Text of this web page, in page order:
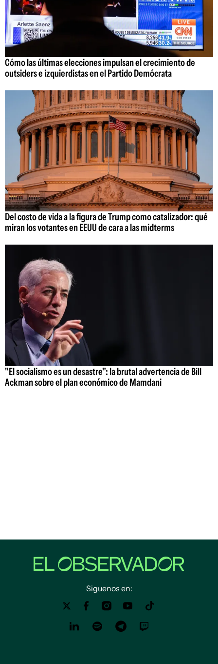
Cómo las últimas elecciones impulsan el crecimiento de
outsiders e izquierdistas en el Partido Demócrata
Del costo de vida a la figura de Trump como catalizador: qué
miran los votantes en EEUU de cara a las midterms
"El socialismo es un desastre": la brutal advertencia de Bill
Ackman sobre el plan económico de Mamdani
Siguenos en: